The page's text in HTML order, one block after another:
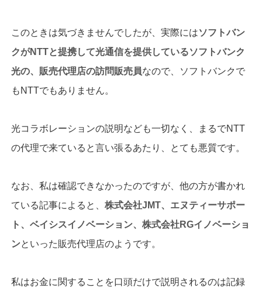
このときは気づきませんでしたが、実際にはソフトバン
クがNTTと提携して光通信を提供しているソフトバンク
光の、販売代理店の訪問販売員なので、ソフトバンクで
もNTTでもありません。
光コラボレーションの説明なども一切なく、まるでNTT
の代理で来ていると言い張るあたり、とても悪質です。
なお、私は確認できなかったのですが、他の方が書かれ
ている記事によると、 株式会社JMT、エヌティーサポー
ト、ベイシスイノベーション、株式会社RGイノベーショ
ンといった販売代理店のようです。
私はお金に関することを口頭だけで説明されるのは記録